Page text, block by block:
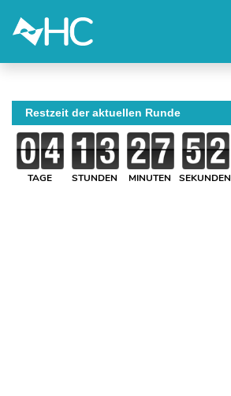
Restzeit der aktuellen Runde
TAGE STUNDEN MINUTEN SEKUNDEN